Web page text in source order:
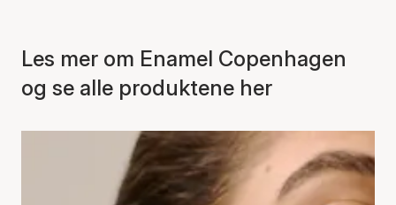
Les mer om Enamel Copenhagen
og se alle produktene her